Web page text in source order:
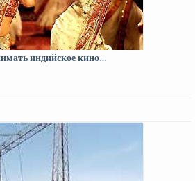
индийское кино…